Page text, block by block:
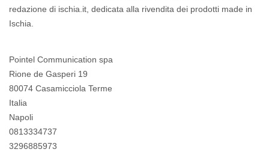
redazione di ischia.it, dedicata alla rivendita dei prodotti made in
Ischia.
Pointel Communication spa
Rione de Gasperi 19
80074 Casamicciola Terme
Italia
Napoli
0813334737
3296885973